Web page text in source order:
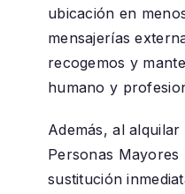
ubicación en
mensajerías
recogemos y
humano y
Además, al
Personas
sustitución